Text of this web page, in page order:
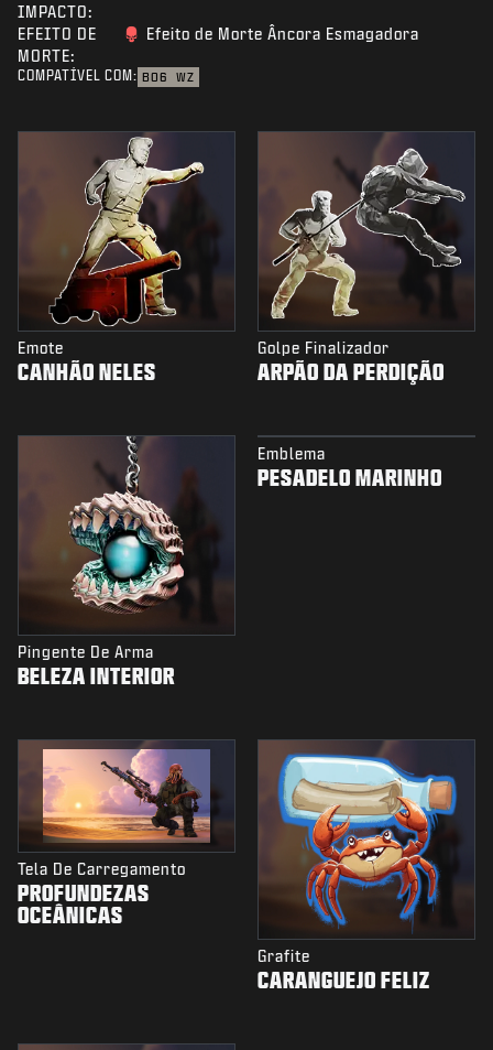
IMPACTO:
EFEITO DE
MORTE:
Efeito de Morte Âncora Esmagadora
COMPATÍVEL COM: BO6 WZ
Emote
CANHÃO NELES
Golpe Finalizador
ARPÃO DA PERDIÇÃO
Pingente De Arma
BELEZA INTERIOR
Emblema
PESADELO MARINHO
Tela De Carregamento
PROFUNDEZAS
OCEÂNICAS
Grafite
CARANGUEJO FELIZ